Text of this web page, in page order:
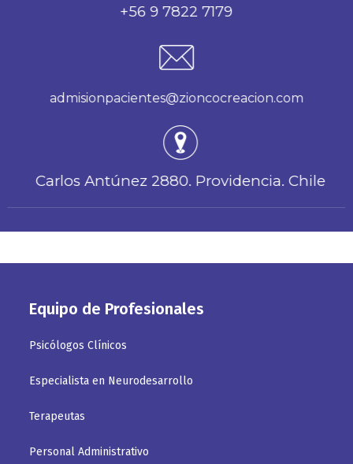
+56 9 7822 7179
admisionpacientes@zioncocreacion.com
Carlos Antúnez 2880. Providencia. Chile
Equipo de Profesionales
Psicólogos Clínicos
Especialista en Neurodesarrollo
Terapeutas
Personal Administrativo